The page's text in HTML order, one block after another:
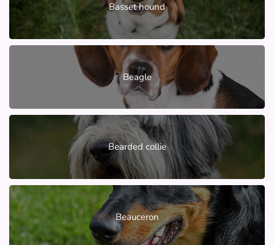
Basset hound
Beagle
Bearded collie
Beauceron